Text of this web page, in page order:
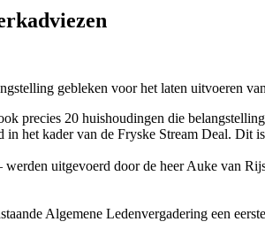
gebleken voor het laten uitvoeren
precies 20 huishoudingen die
het kader van de Fryske Stream Deal.
uitgevoerd door de heer Auke van
Algemene Ledenvergadering een